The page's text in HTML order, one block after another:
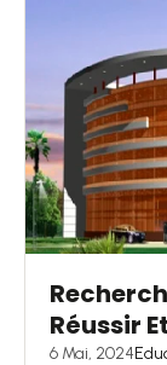
Réussir
6 Mai, 2024